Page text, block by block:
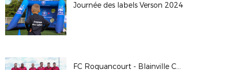
Journée des labels Verson 2024
FC Roquancourt - Blainville Coupe de France 24/25